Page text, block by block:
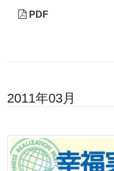
PDF
2011年03月